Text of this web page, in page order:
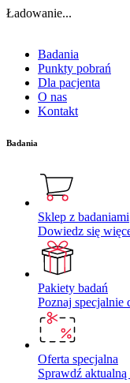
Ładowanie...
Badania
Punkty pobrań
Dla pacjenta
O nas
Kontakt
Badania
Sklep z badaniami
Dowiedz się
Pakiety badań
Poznaj specjalnie
Oferta specjalna
Sprawdź aktualną